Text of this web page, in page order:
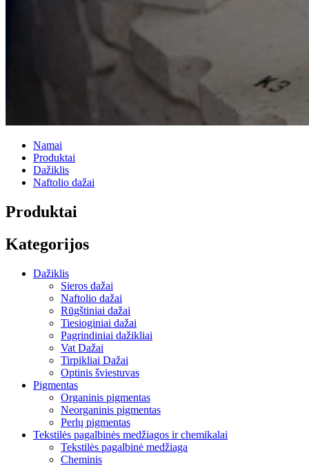
Namai
Produktai
Dažiklis
Naftolio dažai
Produktai
Kategorijos
Dažiklis
Sieros dažai
Naftolio dažai
Rūgštiniai dažai
Tiesioginiai dažai
Pagrindiniai dažikliai
Vat Dažai
Tirpikliai Dažai
Optinis šviestuvas
Pigmentas
Organinis pigmentas
Neorganinis pigmentas
Perlų pigmentas
Tekstilės pagalbinės medžiagos ir chemikalai
Tekstilės pagalbinė medžiaga
Cheminis